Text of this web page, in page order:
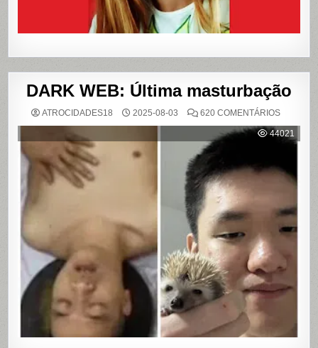
DARK WEB: Última masturbação
ATROCIDADES18 2025-08-03 620 COMENTÁRIOSEM
WEB:
ÚLTIMA
44021